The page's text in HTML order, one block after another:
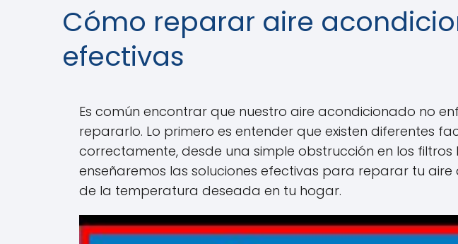
Cómo reparar aire
efectivas
Es común encontrar que nuestro aire acondicionado no
repararlo. Lo primero es entender que existen diferentes
correctamente, desde una simple obstrucción en los
enseñaremos las soluciones efectivas para reparar tu
de la temperatura deseada en tu hogar.